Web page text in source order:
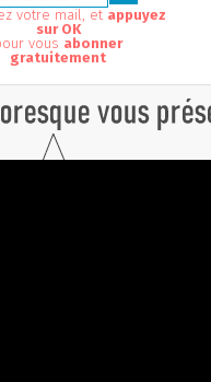
votre mail, et appuyez
sur OK
vous abonner
gratuitement